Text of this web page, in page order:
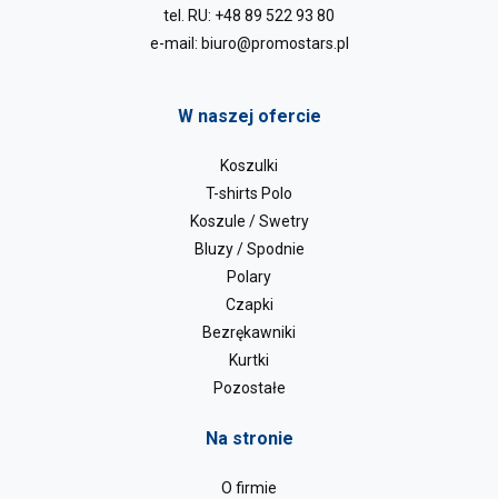
tel. RU: +48 89 522 93 80
e-mail: biuro@promostars.pl
W naszej ofercie
Koszulki
T-shirts Polo
Koszule / Swetry
Bluzy / Spodnie
Polary
Czapki
Bezrękawniki
Kurtki
Pozostałe
Na stronie
O firmie